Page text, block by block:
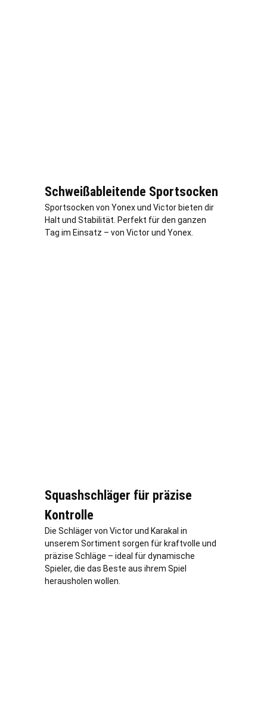
Schweißableitende Sportsocken
Sportsocken von Yonex und Victor bieten dir
Halt und Stabilität. Perfekt für den ganzen
Tag im Einsatz – von Victor und Yonex.
Squashschläger für präzise
Kontrolle
Die Schläger von Victor und Karakal in
unserem Sortiment sorgen für kraftvolle und
präzise Schläge – ideal für dynamische
Spieler, die das Beste aus ihrem Spiel
herausholen wollen.